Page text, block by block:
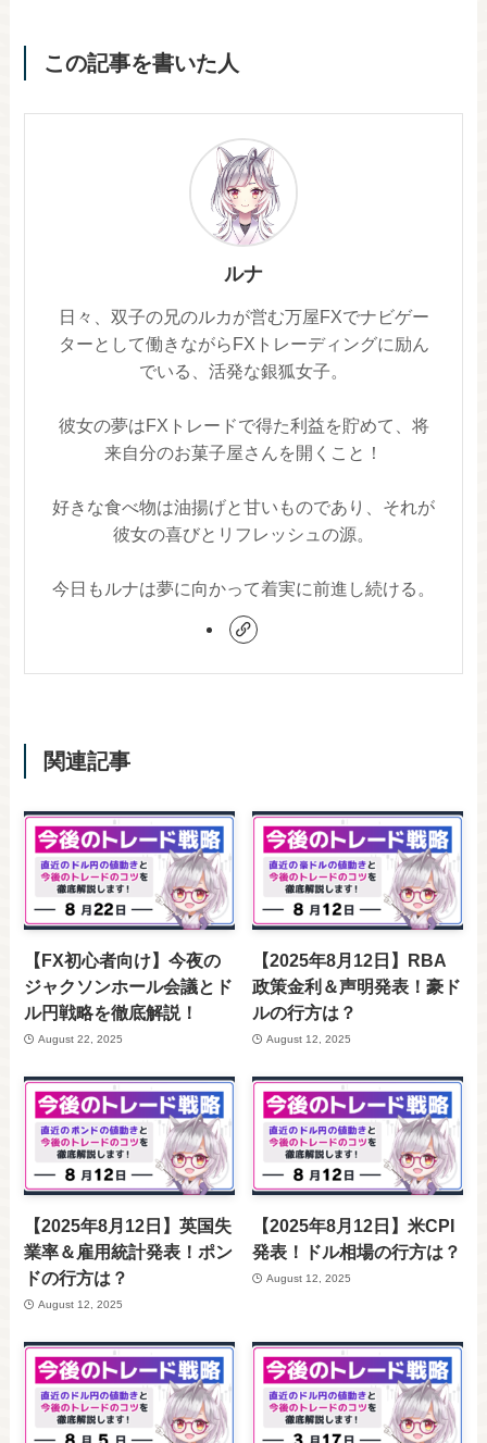
この記事を書いた人
ルナ
日々、双子の兄のルカが営む万屋FXでナビゲー
ターとして働きながらFXトレーディングに励ん
でいる、活発な銀狐女子。
彼女の夢はFXトレードで得た利益を貯めて、将
来自分のお菓子屋さんを開くこと！
好きな食べ物は油揚げと甘いものであり、それが
彼女の喜びとリフレッシュの源。
今日もルナは夢に向かって着実に前進し続ける。
関連記事
【FX初心者向け】今夜の
ジャクソンホール会議とド
ル円戦略を徹底解説！
August 22, 2025
【2025年8月12日】RBA
政策金利＆声明発表！豪ド
ルの行方は？
August 12, 2025
【2025年8月12日】英国失
業率＆雇用統計発表！ポン
ドの行方は？
August 12, 2025
【2025年8月12日】米CPI
発表！ドル相場の行方は？
August 12, 2025